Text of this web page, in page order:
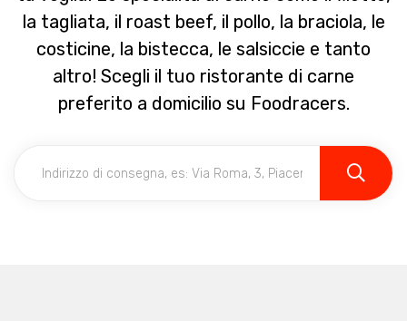
la tagliata, il roast beef, il pollo, la braciola, le
costicine, la bistecca, le salsiccie e tanto
altro! Scegli il tuo ristorante di carne
preferito a domicilio su Foodracers.